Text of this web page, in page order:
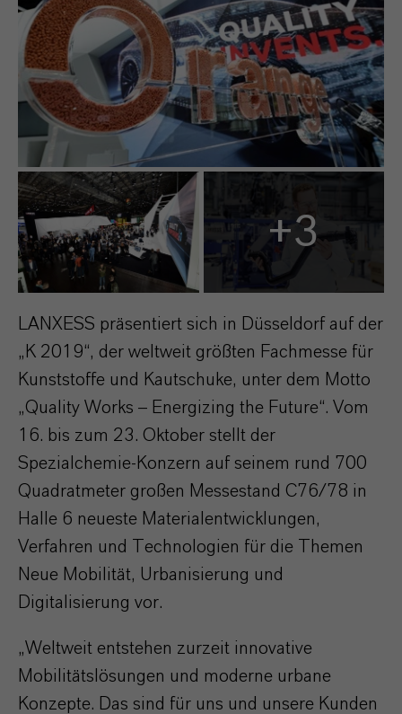
+3
LANXESS präsentiert sich in Düsseldorf auf der
„K 2019“, der weltweit größten Fachmesse für
Kunststoffe und Kautschuke, unter dem Motto
„Quality Works – Energizing the Future“. Vom
16. bis zum 23. Oktober stellt der
Spezialchemie-Konzern auf seinem rund 700
Quadratmeter großen Messestand C76/78 in
Halle 6 neueste Materialentwicklungen,
Verfahren und Technologien für die Themen
Neue Mobilität, Urbanisierung und
Digitalisierung vor.
„Weltweit entstehen zurzeit innovative
Mobilitätslösungen und moderne urbane
Konzepte. Das sind für uns und unsere Kunden